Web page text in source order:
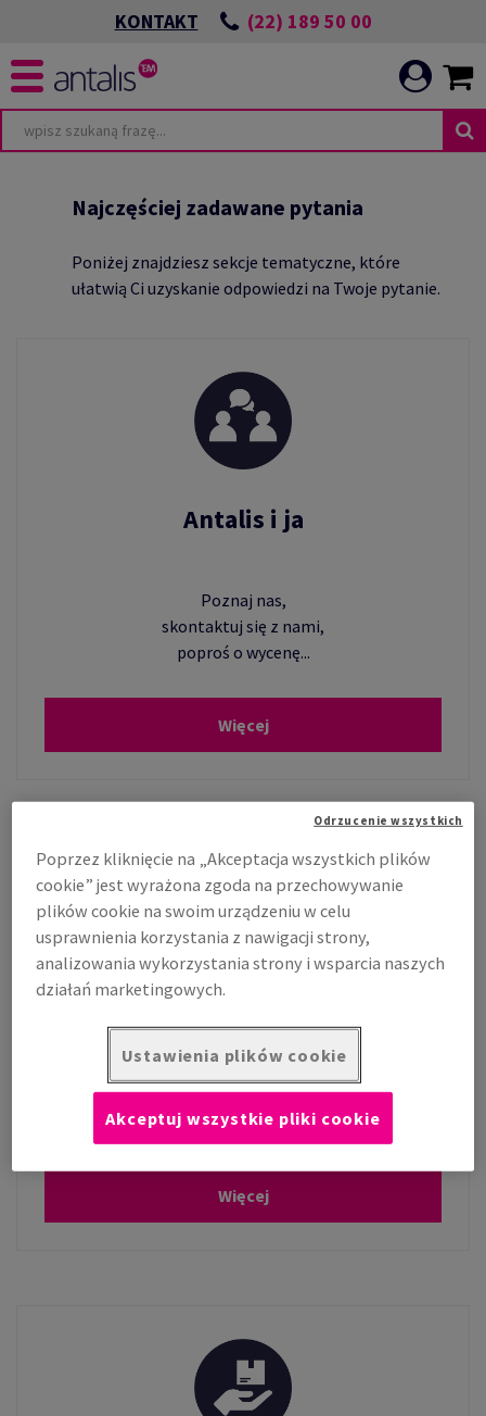
KONTAKT (22) 189 50 00
Najczęściej zadawane pytania
Poniżej znajdziesz sekcje tematyczne, które
ułatwią Ci uzyskanie odpowiedzi na Twoje pytanie.
Antalis i ja
Poznaj nas,
skontaktuj się z nami,
poproś o wycenę...
Więcej
Zarejestruj konto,
zarządzaj swoim kontem...
Więcej
Poprzez kliknięcie na „Akceptacja wszystkich plików
cookie” jest wyrażona zgoda na przechowywanie
plików cookie na swoim urządzeniu w celu
usprawnienia korzystania z nawigacji strony,
analizowania wykorzystania strony i wsparcia naszych
działań marketingowych.
Ustawienia plików cookie
Odrzucenie wszystkich
Akceptuj wszystkie pliki cookie